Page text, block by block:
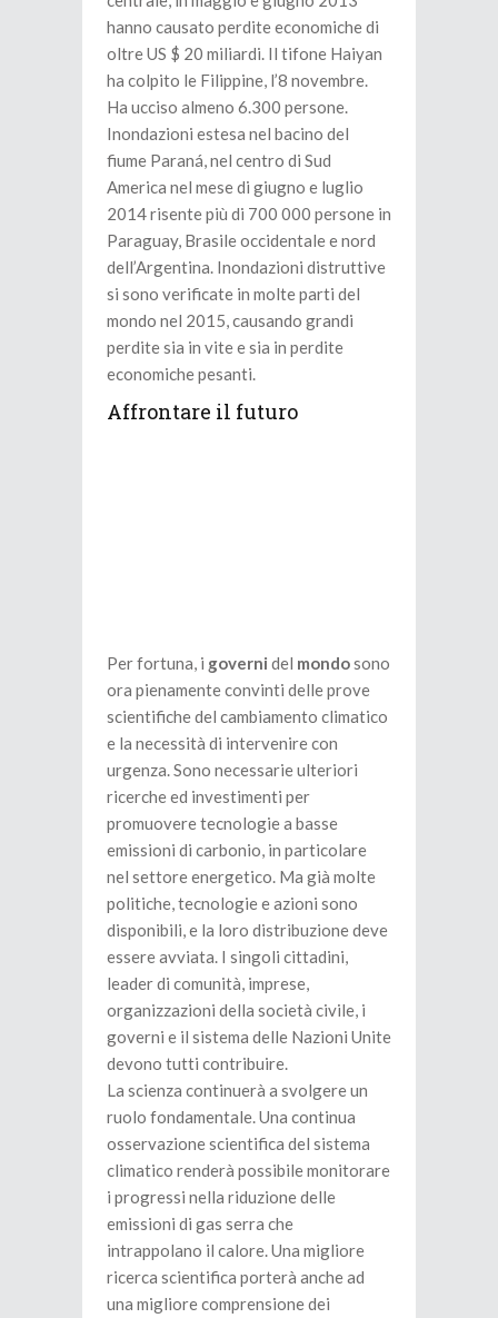
hanno causato perdite economiche di
oltre US $ 20 miliardi. Il tifone Haiyan
ha colpito le Filippine, l’8 novembre.
Ha ucciso almeno 6.300 persone.
Inondazioni estesa nel bacino del
fiume Paraná, nel centro di Sud
America nel mese di giugno e luglio
2014 risente più di 700 000 persone in
Paraguay, Brasile occidentale e nord
dell’Argentina. Inondazioni distruttive
si sono verificate in molte parti del
mondo nel 2015, causando grandi
perdite sia in vite e sia in perdite
economiche pesanti.
Affrontare il futuro
Per fortuna, i governi del mondosono
ora pienamente convinti delle prove
scientifiche del cambiamento climatico
e la necessità di intervenire con
urgenza. Sono necessarie ulteriori
ricerche ed investimenti per
promuovere tecnologie a basse
emissioni di carbonio, in particolare
nel settore energetico. Ma già molte
politiche, tecnologie e azioni sono
disponibili, e la loro distribuzione deve
essere avviata. I singoli cittadini,
leader di comunità, imprese,
organizzazioni della società civile, i
governi e il sistema delle Nazioni Unite
devono tutti contribuire.
La scienza continuerà a svolgere un
ruolo fondamentale. Una continua
osservazione scientifica del sistema
climatico renderà possibile monitorare
i progressi nella riduzione delle
emissioni di gas serra che
intrappolano il calore. Una migliore
ricerca scientifica porterà anche ad
una migliore comprensione dei